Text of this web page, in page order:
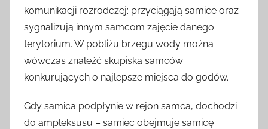
komunikacji rozrodczej: przyciągają samice oraz
sygnalizują innym samcom zajęcie danego
terytorium. W pobliżu brzegu wody można
wówczas znaleźć skupiska samców
konkurujących o najlepsze miejsca do godów.
Gdy samica podpłynie w rejon samca, dochodzi
do ampleksusu – samiec obejmuje samicę